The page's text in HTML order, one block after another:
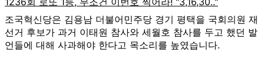
조국혁신당은 김용남 더불어민주당 경기 평택을 국회의원 재
선거 후보가 과거 이태원 참사와 세월호 참사를 두고 했던 발
언들에 대해 사과해야 한다고 목소리를 높였습니다.